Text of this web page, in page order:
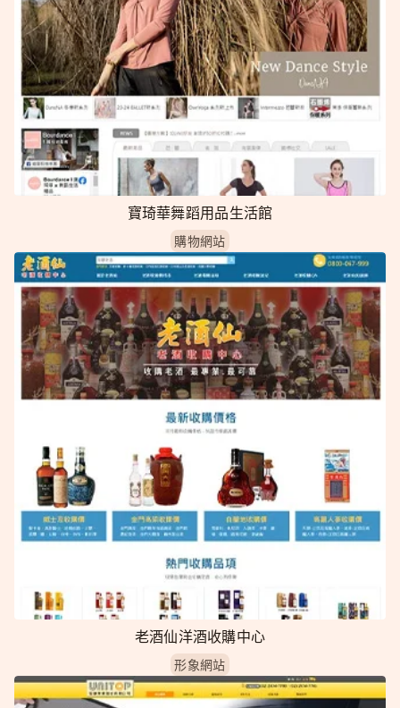
寶琦華舞蹈用品生活館
購物網站
老酒仙洋酒收購中心
形象網站